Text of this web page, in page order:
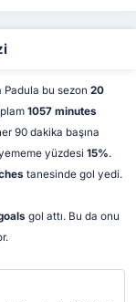
bu sezon 20
1057 minutes
90 dakika başına
yüzdesi 15%.
tanesinde gol yedi.
gol attı. Bu da onu